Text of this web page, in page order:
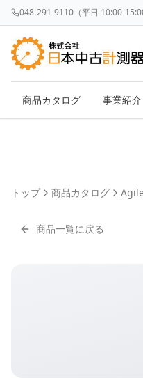
048-291-9110（平日 10:00-
商品カタログ 事業紹介
トップ 商品カタログ
商品一覧に戻る